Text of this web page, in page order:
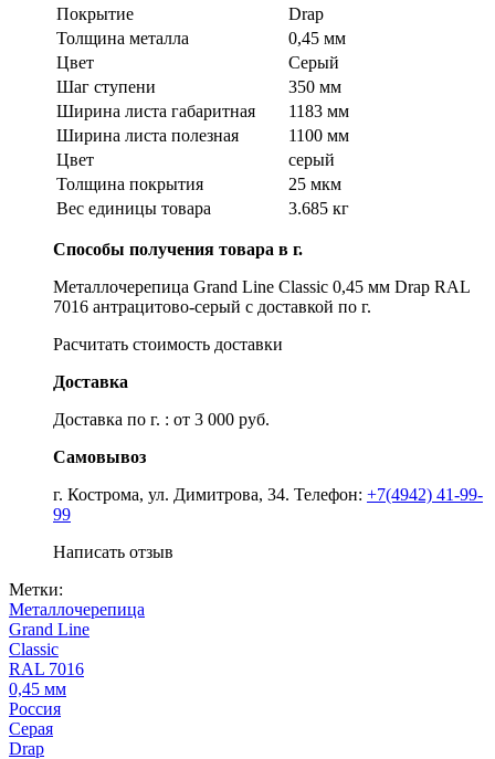
Покрытие
Drap
Толщина металла
0,45 мм
Цвет
Серый
Шаг ступени
350 мм
Ширина листа габаритная
1183 мм
Ширина листа полезная
1100 мм
Цвет
серый
Толщина покрытия
25 мкм
Вес единицы товара
3.685 кг
Способы получения товара в г.
Металлочерепица Grand Line Classic 0,45 мм Drap RAL
7016 антрацитово-серый с доставкой по г.
Расчитать стоимость доставки
Доставка
Доставка по г. : от 3 000 руб.
Самовывоз
г. Кострома, ул. Димитрова, 34. Телефон: +7(4942) 41-99-
99
Написать отзыв
Метки:
Металлочерепица
Grand Line
Classic
RAL 7016
0,45 мм
Россия
Серая
Drap